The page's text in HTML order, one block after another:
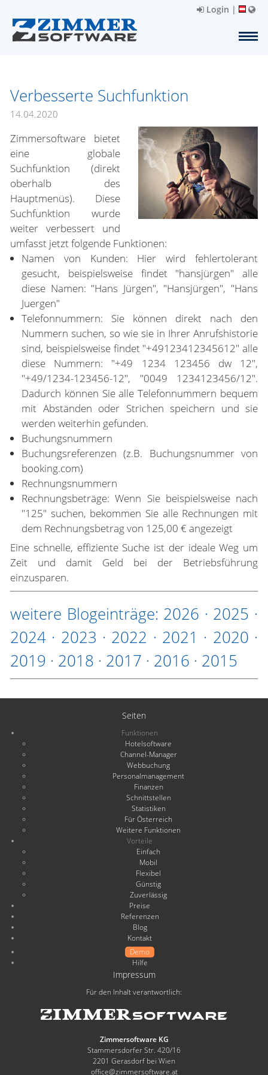
Login |
Verbesserte Suchfunktion
14.04.2020
Zimmersoftware bietet
eine globale
Suchfunktion (direkt
oberhalb des
Hauptmenüs). Diese
Suchfunktion wurde
weiter verbessert und
umfasst jetzt folgende Funktionen:
Namen von Kunden: Hier wird fehlertolerant
gesucht, beispielsweise findet "hansjürgen" alle
diese Namen: "Hans Jürgen", "Hansjürgen", "Hans
Juergen"
Telefonnummern: Sie können direkt nach den
Nummern suchen, so wie sie in Ihrer Anrufshistorie
sind, beispielsweise findet "+49123412345612" alle
diese Nummern: "+49 1234 123456 dw 12",
"+49/1234-123456-12", "0049 1234123456/12".
Dadurch können Sie alle Telefonnummern bequem
mit Abständen oder Strichen speichern und sie
werden weiterhin gefunden.
Buchungsnummern
Buchungsreferenzen (z.B. Buchungsnummer von
booking.com)
Rechnungsnummern
Rechnungsbeträge: Wenn Sie beispielsweise nach
"125" suchen, bekommen Sie alle Rechnungen mit
dem Rechnungsbetrag von 125,00 € angezeigt
Eine schnelle, effiziente Suche ist der ideale Weg um
Zeit und damit Geld bei der Betriebsführung
einzusparen.
weitere Blogeinträge: 2026 · 2025 ·
2024 · 2023 · 2022 · 2021 · 2020 ·
2019 · 2018 · 2017 · 2016 · 2015
Seiten
Funktionen
Hotelsoftware
Channel-Manager
Webbuchung
Personalmanagement
Finanzen
Schnittstellen
Statistiken
Für Österreich
Weitere Funktionen
Vorteile
Einfach
Mobil
Flexibel
Günstig
Zuverlässig
Preise
Referenzen
Blog
Kontakt
Demo
Hilfe
Impressum
Für den Inhalt verantwortlich:
Zimmersoftware KG
Stammersdorfer Str. 420/16
2201 Gerasdorf bei Wien
office@zimmersoftware.at